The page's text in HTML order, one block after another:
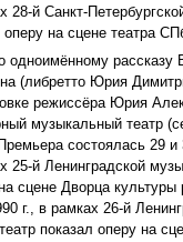
28-й Санкт-
на сцене театра
одноимённому рассказу
(либретто Юрия
режиссёра Юрия
музыкальный театр
состоялась 29 и
25-й Ленинградской
сцене Дворца культуры
г., в рамках 26-й
показал оперу на